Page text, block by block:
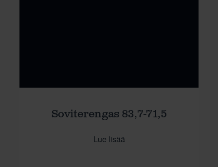
Soviterengas 83,7-71,5
Lue lisää